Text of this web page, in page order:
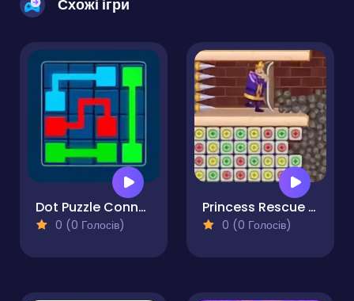
Схожі ігри
Dot Puzzle Connect the Dots
0 (0 Голосів)
Princess Rescue Fruit Connect
0 (0 Голосів)